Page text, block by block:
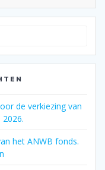
de verkiezing van
het ANWB fonds.